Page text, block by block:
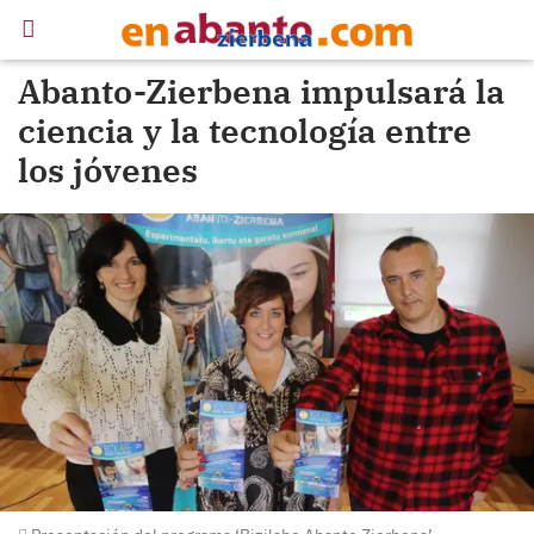
Abanto-Zierbena impulsará la
ciencia y la tecnología entre
los jóvenes